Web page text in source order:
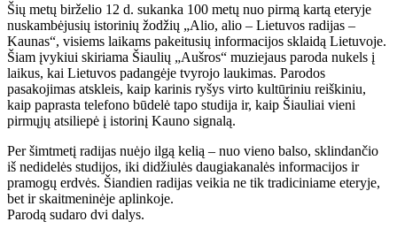
Šių metų birželio 12 d. sukanka 100 metų nuo pirmą kartą eteryje
nuskambėjusių istorinių žodžių „Alio, alio – Lietuvos radijas –
Kaunas“, visiems laikams pakeitusių informacijos sklaidą Lietuvoje.
Šiam įvykiui skiriama Šiaulių „Aušros“ muziejaus paroda nukels į
laikus, kai Lietuvos padangėje tvyrojo laukimas. Parodos
pasakojimas atskleis, kaip karinis ryšys virto kultūriniu reiškiniu,
kaip paprasta telefono būdelė tapo studija ir, kaip Šiauliai vieni
pirmųjų atsiliepė į istorinį Kauno signalą.
Per šimtmetį radijas nuėjo ilgą kelią – nuo vieno balso, sklindančio
iš nedidelės studijos, iki didžiulės daugiakanalės informacijos ir
pramogų erdvės. Šiandien radijas veikia ne tik tradiciniame eteryje,
bet ir skaitmeninėje aplinkoje.
Parodą sudaro dvi dalys.